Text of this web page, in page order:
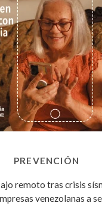
PREVENCIÓN
remoto tras crisis
venezolanas a